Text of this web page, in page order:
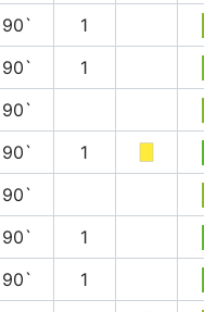
90` 1
90` 1
90`
90` 1
90`
90` 1
90` 1